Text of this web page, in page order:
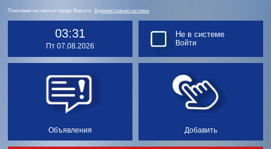
Поисковая система по городу Воркута. Администрация системы
03:31
Пт 07.08.2026
Объявления Добавить
Не в системе
Войти